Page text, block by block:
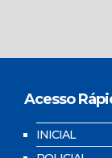
Acesso
INICIAL